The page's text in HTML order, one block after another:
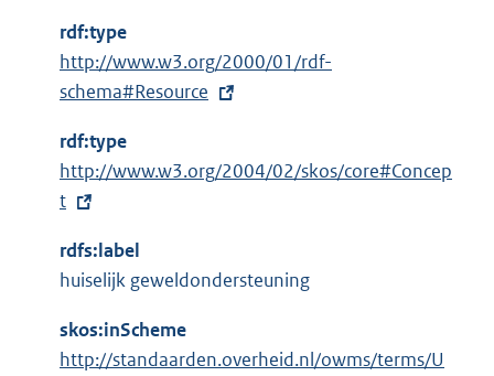
e
r
n
l
i
k
:
rdf:type
E
x
e
r
n
l
n
k
http://www.w3.org/2000/01/rdf-
schema#Resource
rdf:type
E
x
e
r
n
e
http://www.w3.org/2004/02/skos/core#Concep
t
rdfs:label
huiselijk geweldondersteuning
skos:inScheme
http://standaarden.overheid.nl/owms/terms/U